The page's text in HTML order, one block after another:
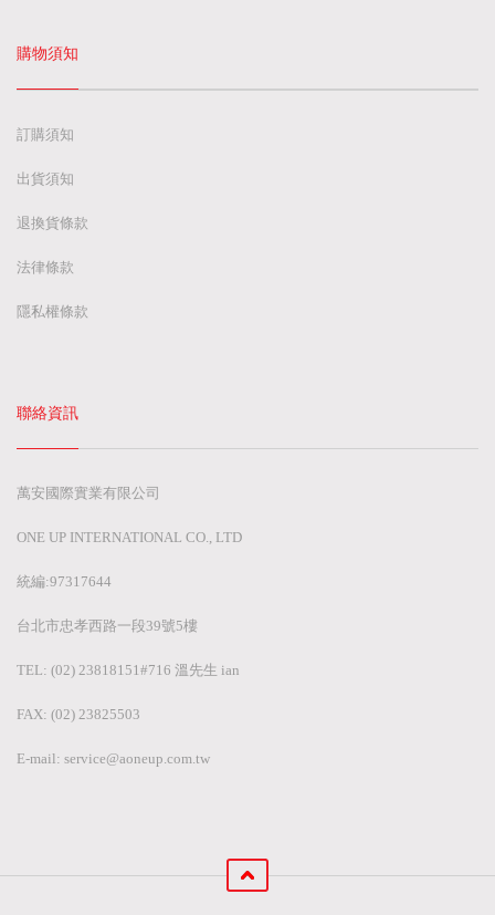
購物須知
訂購須知
出貨須知
退換貨條款
法律條款
隱私權條款
聯絡資訊
萬安國際實業有限公司
ONE UP INTERNATIONAL CO., LTD
統編:97317644
台北市忠孝西路一段39號5樓
TEL: (02) 23818151#716 溫先生 ian
FAX: (02) 23825503
E-mail: service@aoneup.com.tw